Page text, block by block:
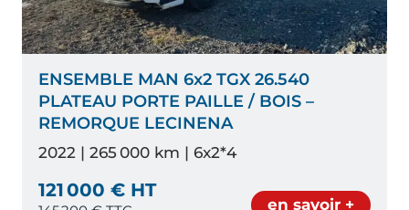
ENSEMBLE MAN 6x2 TGX 26.540
PLATEAU PORTE PAILLE / BOIS –
REMORQUE LECINENA
2022 | 265 000 km | 6x2*4
121 000 € HT
en savoir +